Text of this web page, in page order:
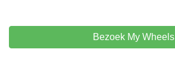
Bezoek My Wheels